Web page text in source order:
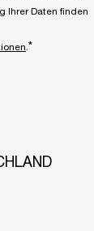
Ihrer Daten finden
*